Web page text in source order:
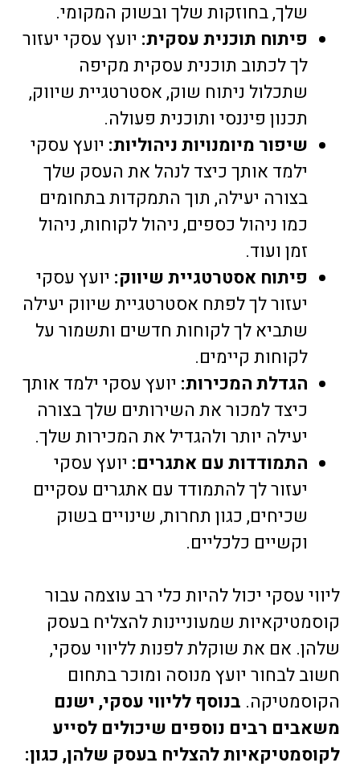
שלך, בחוזקות שלך ובשוק המקומי.
פיתוח תוכנית עסקית: יועץ עסקי יעזור
לך לכתוב תוכנית עסקית מקיפה
שתכלול ניתוח שוק, אסטרטגיית שיווק,
תכנון פיננסי ותוכנית פעולה.
שיפור מיומנויות ניהוליות: יועץ עסקי
ילמד אותך כיצד לנהל את העסק שלך
בצורה יעילה, תוך התמקדות בתחומים
כמו ניהול כספים, ניהול לקוחות, ניהול
זמן ועוד.
פיתוח אסטרטגיית שיווק: יועץ עסקי
יעזור לך לפתח אסטרטגיית שיווק יעילה
שתביא לך לקוחות חדשים ותשמור על
לקוחות קיימים.
הגדלת המכירות: יועץ עסקי ילמד אותך
כיצד למכור את השירותים שלך בצורה
יעילה יותר ולהגדיל את המכירות שלך.
התמודדות עם אתגרים: יועץ עסקי
יעזור לך להתמודד עם אתגרים עסקיים
שכיחים, כגון תחרות, שינויים בשוק
וקשיים כלכליים.
ליווי עסקי יכול להיות כלי רב עוצמה עבור
קוסמטיקאיות שמעוניינות להצליח בעסק
שלהן. אם את שוקלת לפנות לליווי עסקי,
חשוב לבחור יועץ מנוסה ומוכר בתחום
הקוסמטיקה. בנוסף לליווי עסקי, ישנם
משאבים רבים נוספים שיכולים לסייע
לקוסמטיקאיות להצליח בעסק שלהן, כגון: